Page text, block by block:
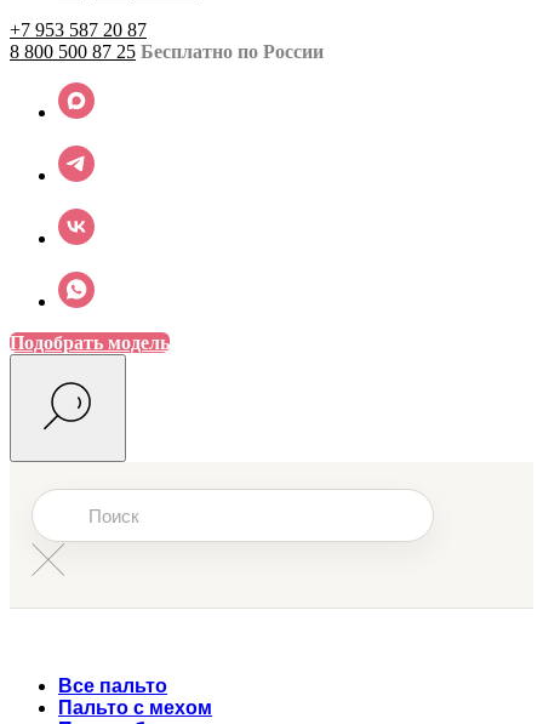
+7 953 587 20 87
8 800 500 87 25 Бесплатно по России
Подобрать модель
Все пальто
Пальто с мехом